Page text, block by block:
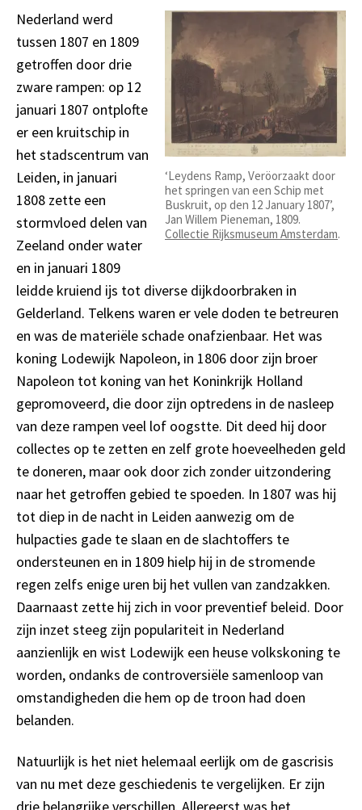
‘Leydens Ramp, Veröorzaakt door
het springen van een Schip met
Buskruit, op den 12 January 1807’,
Jan Willem Pieneman, 1809.
Collectie Rijksmuseum Amsterdam.
Nederland werd
tussen 1807 en 1809
getroffen door drie
zware rampen: op 12
januari 1807 ontplofte
er een kruitschip in
het stadscentrum van
Leiden, in januari
1808 zette een
stormvloed delen van
Zeeland onder water
en in januari 1809
leidde kruiend ijs tot diverse dijkdoorbraken in
Gelderland. Telkens waren er vele doden te betreuren
en was de materiële schade onafzienbaar. Het was
koning Lodewijk Napoleon, in 1806 door zijn broer
Napoleon tot koning van het Koninkrijk Holland
gepromoveerd, die door zijn optredens in de nasleep
van deze rampen veel lof oogstte. Dit deed hij door
collectes op te zetten en zelf grote hoeveelheden geld
te doneren, maar ook door zich zonder uitzondering
naar het getroffen gebied te spoeden. In 1807 was hij
tot diep in de nacht in Leiden aanwezig om de
hulpacties gade te slaan en de slachtoffers te
ondersteunen en in 1809 hielp hij in de stromende
regen zelfs enige uren bij het vullen van zandzakken.
Daarnaast zette hij zich in voor preventief beleid. Door
zijn inzet steeg zijn populariteit in Nederland
aanzienlijk en wist Lodewijk een heuse volkskoning te
worden, ondanks de controversiële samenloop van
omstandigheden die hem op de troon had doen
belanden.
Natuurlijk is het niet helemaal eerlijk om de gascrisis
van nu met deze geschiedenis te vergelijken. Er zijn